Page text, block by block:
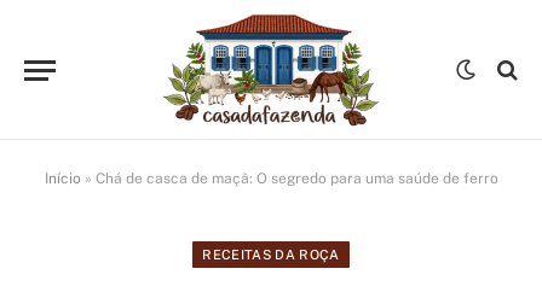
Início » Chá de casca de maçã: O segredo para uma saúde de ferro
RECEITAS DA ROÇA